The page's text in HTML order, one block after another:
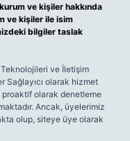
ve kişiler hakkında
ve kişiler ile isim
bilgiler taslak
Teknolojileri ve İletişim
Sağlayıcı olarak hizmet
olarak denetleme
Ancak, üyelerimiz
olup, siteye üye olarak